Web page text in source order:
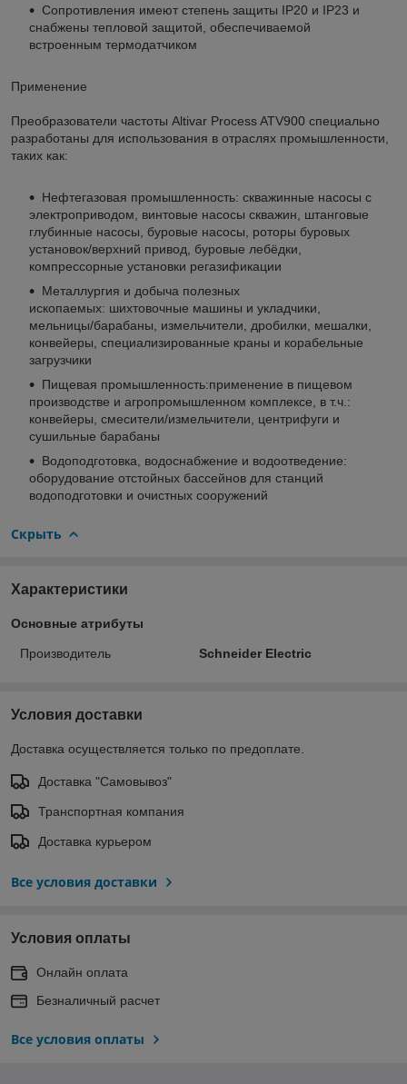
Сопротивления имеют степень защиты IP20 и IP23 и
снабжены тепловой защитой, обеспечиваемой
встроенным термодатчиком
Применение
Преобразователи частоты Altivar Process ATV900 специально
разработаны для использования в отраслях промышленности,
таких как:
Нефтегазовая промышленность: скважинные насосы с
электроприводом, винтовые насосы скважин, штанговые
глубинные насосы, буровые насосы, роторы буровых
установок/верхний привод, буровые лебёдки,
компрессорные установки регазификации
Металлургия и добыча полезных
ископаемых: шихтовочные машины и укладчики,
мельницы/барабаны, измельчители, дробилки, мешалки,
конвейеры, специализированные краны и корабельные
загрузчики
Пищевая промышленность:применение в пищевом
производстве и агропромышленном комплексе, в т.ч.:
конвейеры, смесители/измельчители, центрифуги и
сушильные барабаны
Водоподготовка, водоснабжение и водоотведение:
оборудование отстойных бассейнов для станций
водоподготовки и очистных сооружений
Скрыть
Характеристики
Основные атрибуты
Производитель Schneider Electric
Условия доставки
Доставка осуществляется только по предоплате.
Доставка "Самовывоз"
Транспортная компания
Доставка курьером
Все условия доставки
Условия оплаты
Онлайн оплата
Безналичный расчет
Все условия оплаты